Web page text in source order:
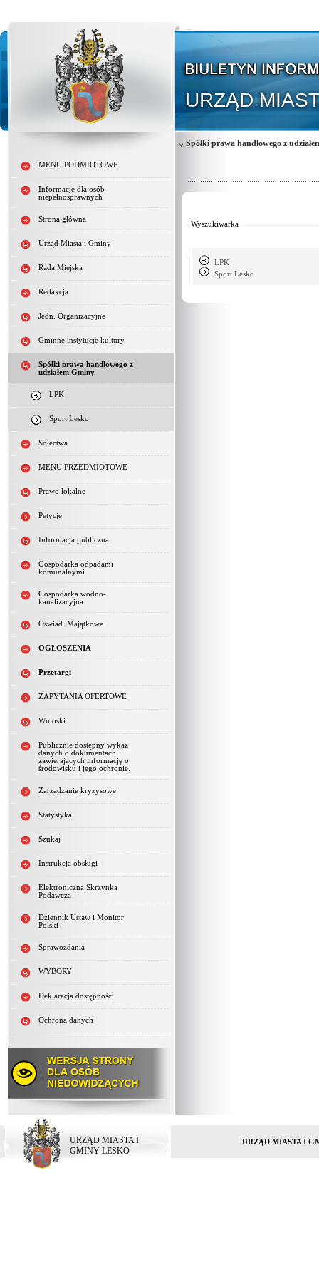
URZĄD
MENU PODMIOTOWE
Informacje dla osób
niepełnosprawnych
Strona główna
Urząd Miasta i Gminy
Rada Miejska
Redakcja
Jedn. Organizacyjne
Gminne instytucje kultury
Spółki prawa handlowego z
udziałem Gminy
LPK
Sport Lesko
Sołectwa
MENU PRZEDMIOTOWE
Prawo lokalne
Petycje
Informacja publiczna
Gospodarka odpadami
komunalnymi
Gospodarka wodno-
kanalizacyjna
Oświad. Majątkowe
OGŁOSZENIA
Przetargi
ZAPYTANIA OFERTOWE
Wnioski
Publicznie dostępny wykaz
danych o dokumentach
zawierających informację o
środowisku i jego ochronie.
Zarządzanie kryzysowe
Statystyka
Szukaj
Instrukcja obsługi
Elektroniczna Skrzynka
Podawcza
Dziennik Ustaw i Monitor
Polski
Sprawozdania
WYBORY
Deklaracja dostępności
Ochrona danych
Spółki prawa handlowego z
Wyszukiwarka
LPK
Sport Lesko
URZĄD MIASTA I
GMINY LESKO
URZĄD MIASTA I